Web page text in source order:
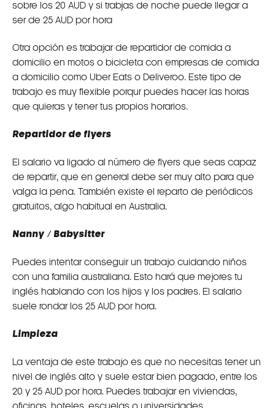
sobre los 20 AUD y si trabjas de noche puede llegar a
ser de 25 AUD por hora
Otra opción es trabajar de repartidor de comida a
domicilio en motos o bicicleta con empresas de comida
a domicilio como Uber Eats o Deliveroo. Este tipo de
trabajo es muy flexible porqur puedes hacer las horas
que quieras y tener tus propios horarios.
Repartidor de flyers
El salario va ligado al número de flyers que seas capaz
de repartir, que en general debe ser muy alto para que
valga la pena. También existe el reparto de periódicos
gratuitos, algo habitual en Australia.
Nanny / Babysitter
Puedes intentar conseguir un trabajo cuidando niños
con una familia australiana. Esto hará que mejores tu
inglés hablando con los hijos y los padres. El salario
suele rondar los 25 AUD por hora.
Limpieza
La ventaja de este trabajo es que no necesitas tener un
nivel de inglés alto y suele estar bien pagado, entre los
20 y 25 AUD por hora. Puedes trabajar en viviendas,